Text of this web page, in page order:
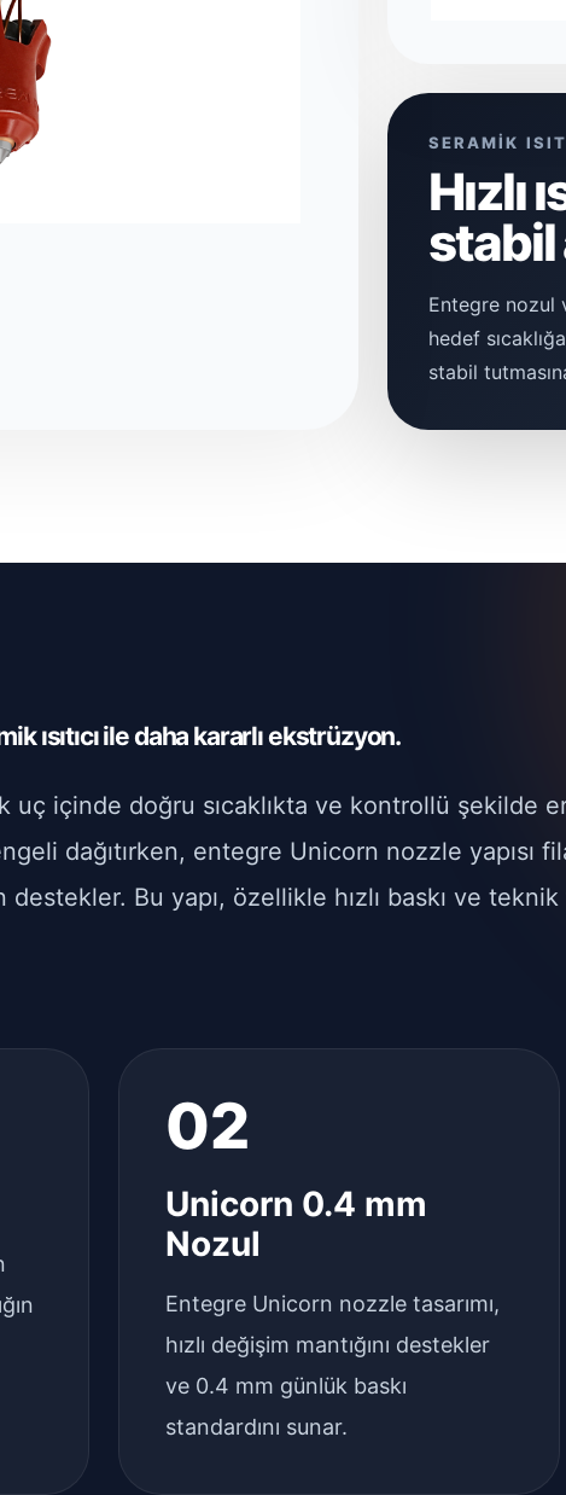
SERAMİK
Hızlı
stabil
Entegre nozul
hedef
stabil
ısıtıcı ile daha kararlı ekstrüzyon.
uç içinde doğru sıcaklıkta ve kontrollü şekilde
dağıtırken, entegre Unicorn nozzle yapısı
destekler. Bu yapı, özellikle hızlı baskı ve
02
Unicorn 0.4 mm
Nozul
Entegre Unicorn nozzle tasarımı,
hızlı değişim mantığını destekler
ve 0.4 mm günlük baskı
standardını sunar.